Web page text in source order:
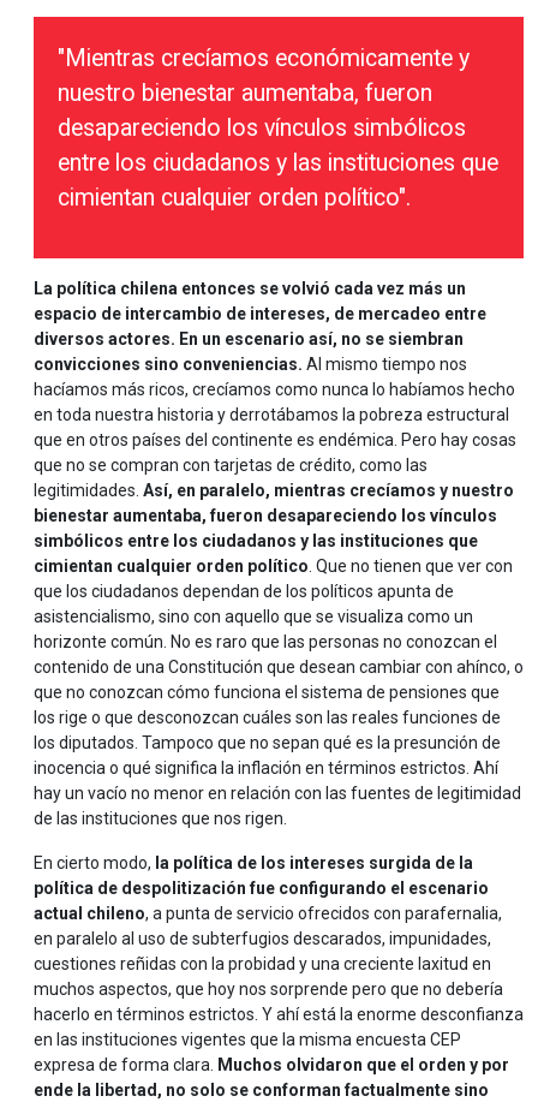
"Mientras crecíamos económicamente y
nuestro bienestar aumentaba, fueron
desapareciendo los vínculos simbólicos
entre los ciudadanos y las instituciones que
cimientan cualquier orden político".
La política chilena entonces se volvió cada vez más un
espacio de intercambio de intereses, de mercadeo entre
diversos actores. En un escenario así, no se siembran
convicciones sino conveniencias. Al mismo tiempo nos
hacíamos más ricos, crecíamos como nunca lo habíamos hecho
en toda nuestra historia y derrotábamos la pobreza estructural
que en otros países del continente es endémica. Pero hay cosas
que no se compran con tarjetas de crédito, como las
legitimidades. Así, en paralelo, mientras crecíamos y nuestro
bienestar aumentaba, fueron desapareciendo los vínculos
simbólicos entre los ciudadanos y las instituciones que
cimientan cualquier orden político . Que no tienen que ver con
que los ciudadanos dependan de los políticos apunta de
asistencialismo, sino con aquello que se visualiza como un
horizonte común. No es raro que las personas no conozcan el
contenido de una Constitución que desean cambiar con ahínco, o
que no conozcan cómo funciona el sistema de pensiones que
los rige o que desconozcan cuáles son las reales funciones de
los diputados. Tampoco que no sepan qué es la presunción de
inocencia o qué significa la inflación en términos estrictos. Ahí
hay un vacío no menor en relación con las fuentes de legitimidad
de las instituciones que nos rigen.
En cierto modo, la política de los intereses surgida de la
política de despolitización fue configurando el escenario
actual chileno, a punta de servicio ofrecidos con parafernalia,
en paralelo al uso de subterfugios descarados, impunidades,
cuestiones reñidas con la probidad y una creciente laxitud en
muchos aspectos, que hoy nos sorprende pero que no debería
hacerlo en términos estrictos. Y ahí está la enorme desconfianza
en las instituciones vigentes que la misma encuesta CEP
expresa de forma clara.
Muchos olvidaron que el orden y por
ende la libertad, no solo se conforman factualmente sino